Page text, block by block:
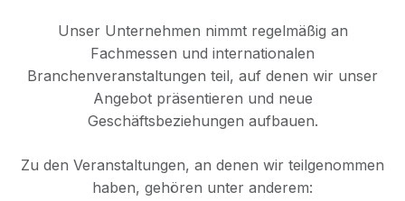
Unser Unternehmen nimmt regelmäßig an
Fachmessen und internationalen
Branchenveranstaltungen teil, auf denen wir unser
Angebot präsentieren und neue
Geschäftsbeziehungen aufbauen.
Zu den Veranstaltungen, an denen wir teilgenommen
haben, gehören unter anderem: